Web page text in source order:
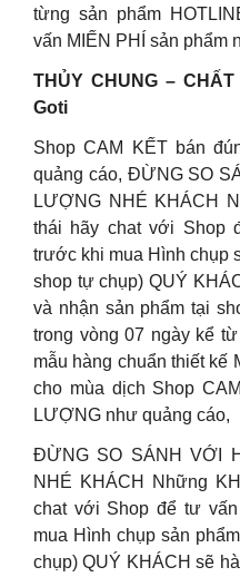
từng sản phẩm
vấn MIẾN PHÍ sản phẩm
THỦY CHUNG –
Goti
Shop CAM KẾT bán
quảng cáo, ĐỪNG SO
LƯỢNG NHÉ KHÁCH
thái hãy chat với Shop
trước khi mua Hình chụp
shop tự chụp) QUÝ
và nhận sản phẩm tại
trong vòng 07 ngày kể
mẫu hàng chuẩn thiết kế
cho mùa dịch Shop
LƯỢNG như quảng cáo,
ĐỪNG SO SÁNH VỚI
NHÉ KHÁCH Những
chat với Shop để tư
mua Hình chụp sản
chụp) QUÝ KHÁCH sẽ